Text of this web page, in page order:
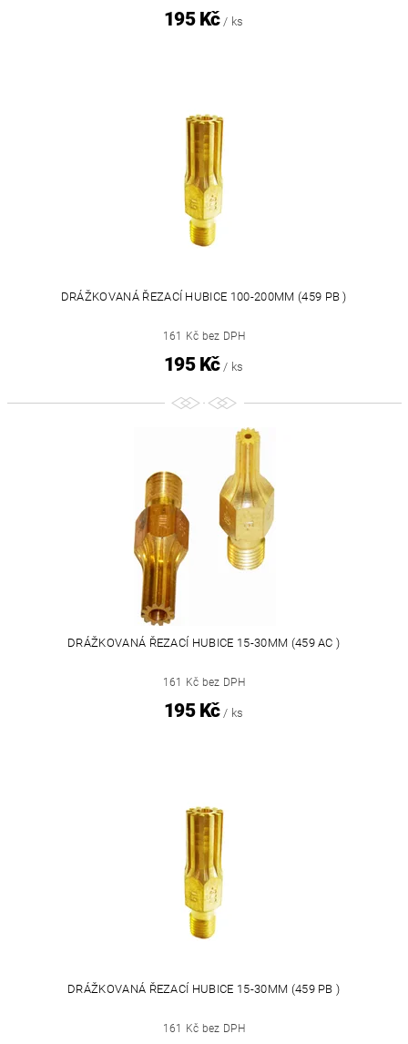
195 Kč / ks
DRÁŽKOVANÁ ŘEZACÍ HUBICE 100-200MM (459 PB )
161 Kč bez DPH
195 Kč / ks
DRÁŽKOVANÁ ŘEZACÍ HUBICE 15-30MM (459 AC )
161 Kč bez DPH
195 Kč / ks
DRÁŽKOVANÁ ŘEZACÍ HUBICE 15-30MM (459 PB )
161 Kč bez DPH